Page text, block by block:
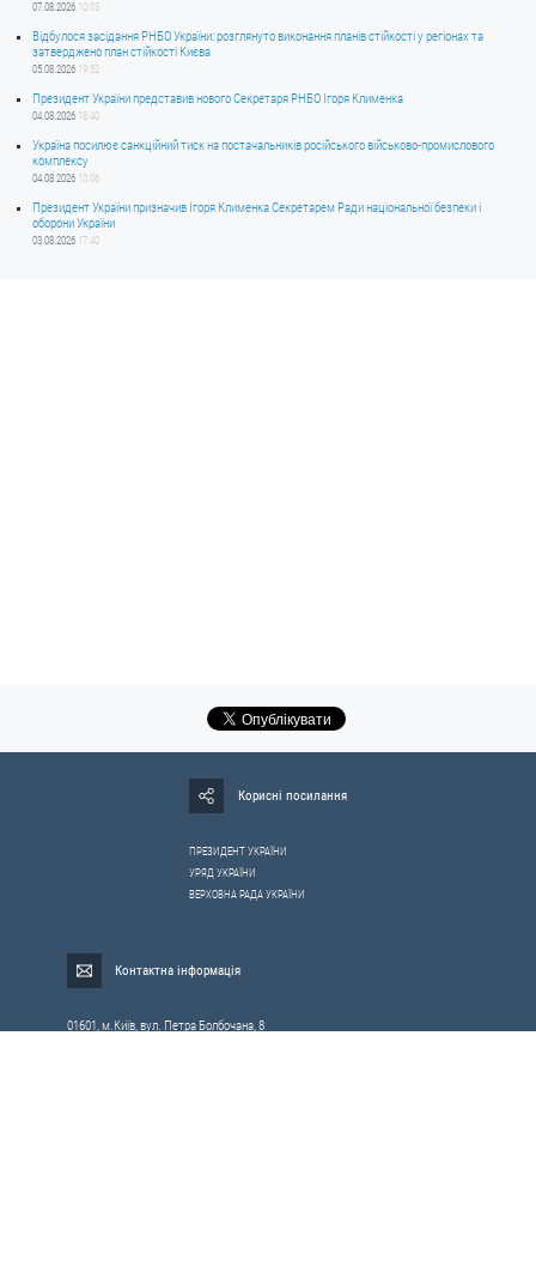
07.08.2026 10:03
Відбулося засідання РНБО України: розглянуто виконання планів стійкості у регіонах та
затверджено план стійкості Києва
05.08.2026 19:52
Президент України представив нового Секретаря РНБО Ігоря Клименка
04.08.2026 18:40
Україна посилює санкційний тиск на постачальників російського військово-промислового
комплексу
04.08.2026 10:06
Президент України призначив Ігоря Клименка Секретарем Ради національної безпеки і
оборони України
03.08.2026 17:40
Корисні посилання
ПРЕЗИДЕНТ УКРАЇНИ
УРЯД УКРАЇНИ
ВЕРХОВНА РАДА УКРАЇНИ
Контактна інформація
01601, м.Київ, вул. Петра Болбочана, 8